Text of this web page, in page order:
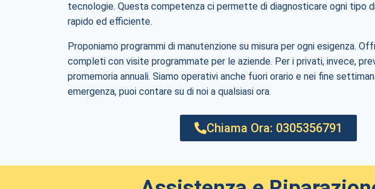
tecnologie. Questa competenza ci permette di diagnosticare ogni tipo
rapido ed efficiente.
Proponiamo programmi di manutenzione su misura per ogni esigenza.
completi con visite programmate per le aziende. Per i privati, invece,
promemoria annuali. Siamo operativi anche fuori orario e nei fine
emergenza, puoi contare su di noi a qualsiasi ora.
Chiama Ora: 0305356791